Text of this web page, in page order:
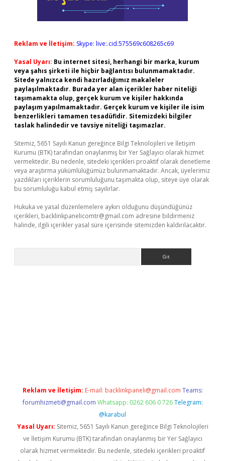
Reklam ve İletişim: Skype: live:.cid.575569c608265c69
Yasal Uyarı: Bu internet sitesi, herhangi bir marka, kurum
veya şahıs şirketi ile hiçbir bağlantısı bulunmamaktadır.
Sitede yalnızca kendi hazırladığımız makaleler
paylaşılmaktadır. Burada yer alan içerikler haber niteliği
taşımamakta olup, gerçek kurum ve kişiler hakkında
paylaşım yapılmamaktadır. Gerçek kurum ve kişiler ile isim
benzerlikleri tamamen tesadüfidir. Sitemizdeki bilgiler
taslak halindedir ve tavsiye niteliği taşımazlar.
Sitemiz, 5651 Sayılı Kanun gereğince Bilgi Teknolojileri ve İletişim
Kurumu (BTK) tarafından onaylanmış bir Yer Sağlayıcı olarak hizmet
vermektedir. Bu nedenle, sitedeki içerikleri proaktif olarak denetleme
veya araştırma yükümlülüğümüz bulunmamaktadır. Ancak, üyelerimiz
yazdıkları içeriklerin sorumluluğunu taşımakta olup, siteye üye olarak
bu sorumluluğu kabul etmiş sayılırlar.
Hukuka ve yasal düzenlemelere aykırı olduğunu düşündüğünüz
içerikleri, backlinkpanelicomtr@gmail.com adresine bildirmeniz
halinde, ilgili içerikler yasal süre içerisinde sitemizden kaldırılacaktır.
Reklam ve İletişim: E-mail: backlinkpaneli@gmail.com Teams:
forumhizmeti@gmail.com Whatsapp: 0262 606 0 726 Telegram:
@karabul
Yasal Uyarı: Sitemiz, 5651 Sayılı Kanun gereğince Bilgi Teknolojileri
ve İletişim Kurumu (BTK) tarafından onaylanmış bir Yer Sağlayıcı
olarak hizmet vermektedir. Bu nedenle, sitedeki içerikleri proaktif